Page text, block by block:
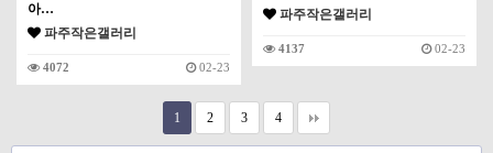
아…
파주작은갤러리
4072 02-23
파주작은갤러리
4137 02-23
1 2 3 4